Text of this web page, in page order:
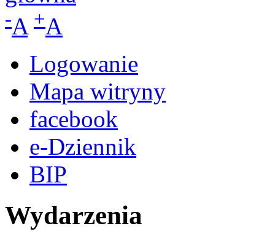
-A +A
Logowanie
Mapa witryny
facebook
e-Dziennik
BIP
Wydarzenia